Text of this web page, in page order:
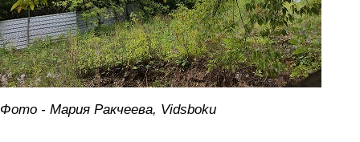
Фото - Мария Ракчеева, Vidsboku